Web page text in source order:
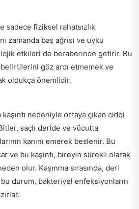
sadece fiziksel rahatsızlık
zamanda baş ağrısı ve uyku
etkileri de beraberinde getirir. Bu
göz ardı etmemek ve
oldukça önemlidir.
nedeniyle ortaya çıkan ciddi
saçlı deride ve vücutta
kanını emerek beslenir. Bu
ve bu kaşıntı, bireyin sürekli olarak
olur. Kaşınma sırasında, deri
durum, bakteriyel enfeksiyonların